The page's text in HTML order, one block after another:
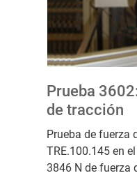
Prueba
de tracción
Prueba de fuerza
TRE.100.145 en
3846 N de fuerza